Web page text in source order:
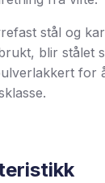
stål og
blir stålet
for